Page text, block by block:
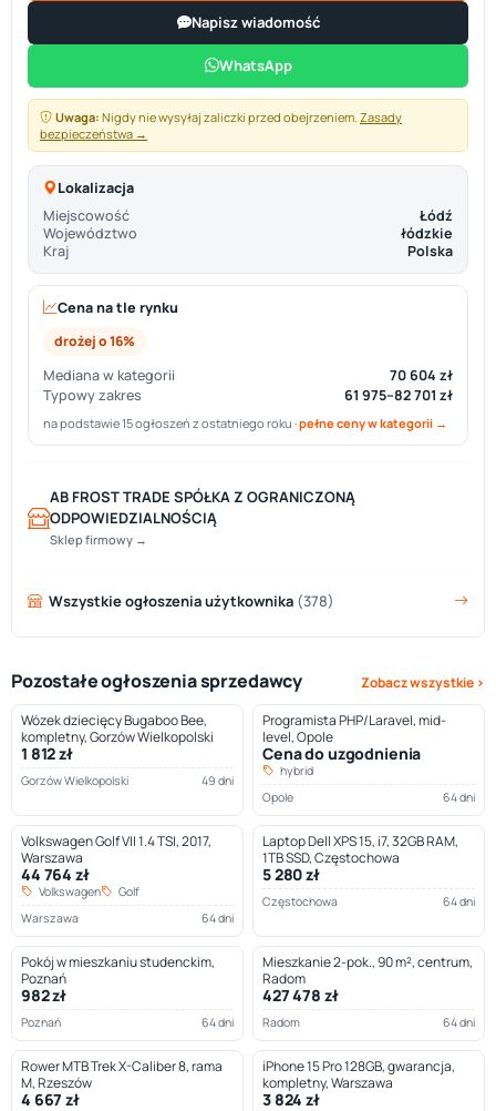
Napisz wiadomość
WhatsApp
Uwaga: Nigdy nie wysyłaj zaliczki przed obejrzeniem. Zasady
bezpieczeństwa →
Lokalizacja
Miejscowość
Łódź
Województwo
łódzkie
Kraj
Polska
Cena na tle rynku
drożej o 16%
Mediana w kategorii
70 604 zł
Typowy zakres
61 975–82 701 zł
na podstawie 15 ogłoszeń z ostatniego roku ·pełne ceny w kategorii →
AB FROST TRADE SPÓŁKA Z OGRANICZONĄ
ODPOWIEDZIALNOŚCIĄ
Sklep firmowy →
Wszystkie ogłoszenia użytkownika (378)
Pozostałe ogłoszenia sprzedawcy
Zobacz wszystkie ›
Wózek dziecięcy Bugaboo Bee,
kompletny, Gorzów Wielkopolski
1 812 zł
Gorzów Wielkopolski 49 dni
Programista PHP/Laravel, mid-
level, Opole
Cena do uzgodnienia
hybrid
Opole
64 dni
Volkswagen Golf VII 1.4 TSI, 2017,
Warszawa
44 764 zł
Volkswagen
Golf
Warszawa
64 dni
Laptop Dell XPS 15, i7, 32GB RAM,
1TB SSD, Częstochowa
5 280 zł
Częstochowa 64 dni
Pokój w mieszkaniu studenckim,
Poznań
982 zł
Poznań 64 dni
Mieszkanie 2-pok., 90 m², centrum,
Radom
427 478 zł
Radom 64 dni
Rower MTB Trek X-Caliber 8, rama
M, Rzeszów
4 667 zł
iPhone 15 Pro 128GB, gwarancja,
kompletny, Warszawa
3 824 zł